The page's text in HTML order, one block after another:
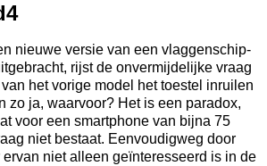
nieuwe versie van een vlaggenschip-
rijst de onvermijdelijke vraag
het vorige model het toestel inruilen
zo ja, waarvoor? Het is een paradox,
voor een smartphone van bijna 75
niet bestaat. Eenvoudigweg door
ervan niet alleen geïnteresseerd is in de